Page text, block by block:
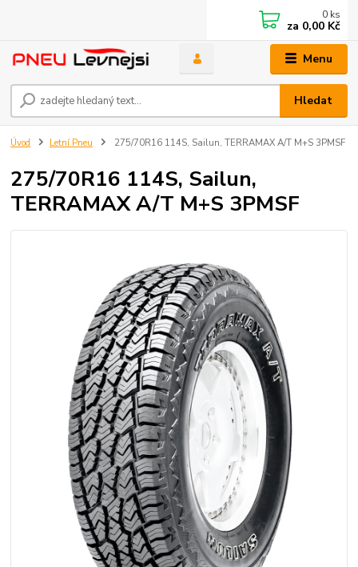
Menu
Hledat
0 ks
za 0,00 Kč
Úvod Letní Pneu 275/70R16 114S, Sailun, TERRAMAX A/T M+S 3PMSF
275/70R16 114S, Sailun,
TERRAMAX A/T M+S 3PMSF